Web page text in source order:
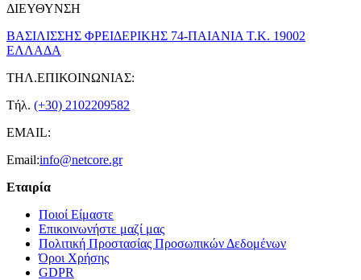
ΔΙΕΥΘΥΝΣΗ
ΒΑΣΙΛΙΣΣΗΣ ΦΡΕΙΔΕΡΙΚΗΣ 74-ΠΑΙΑΝΙΑ Τ.Κ. 19002
ΕΛΛΑΔΑ
ΤΗΛ.ΕΠΙΚΟΙΝΩΝΙΑΣ:
Τήλ. (+30) 2102209582
EMAIL:
Email:info@netcore.gr
Εταιρία
Ποιοί Είμαστε
Επικοινωνήστε μαζί μας
Πολιτική Προστασίας Προσωπικών Δεδομένων
Όροι Χρήσης
GDPR